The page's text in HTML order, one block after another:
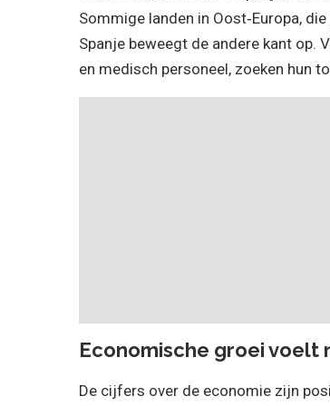
Sommige landen in Oost‑Europa,
Spanje beweegt de andere kant op.
en medisch personeel, zoeken hun
Economische groei voelt
De cijfers over de economie zijn